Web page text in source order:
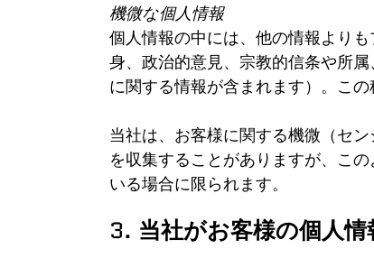
機微な個人情報
個人情報の中には、他の情報より
身、政治的意見、宗教的信条や所
に関する情報が含まれます）。こ
当社は、お客様に関する機微（セ
を収集することがありますが、こ
いる場合に限られます。
3. 当社がお客様の個人